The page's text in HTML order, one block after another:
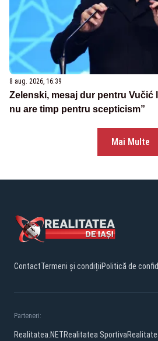
8 aug. 2026, 16:39
Zelenski, mesaj dur pentru Vučić
nu are timp pentru scepticism”
Mai Multe
ContactTermeni și condițiiPolitică de
Parteneri:
Realitatea.NETRealitatea Sportiva